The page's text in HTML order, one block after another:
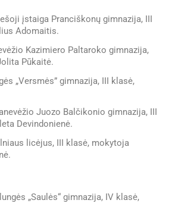
įstaiga Pranciškonų gimnazija, III
Adomaitis.
Kazimiero Paltaroko gimnazija,
Pūkaitė.
„Versmės” gimnazija, III klasė,
Juozo Balčikonio gimnazija, III
Devindonienė.
licėjus, III klasė, mokytoja
„Saulės“ gimnazija, IV klasė,